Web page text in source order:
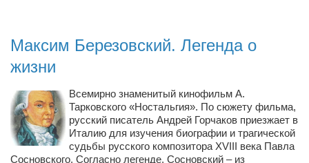
Максим Березовский. Легенда о
жизни
Всемирно знаменитый кинофильм А.
Тарковского «Ностальгия». По сюжету фильма,
русский писатель Андрей Горчаков приезжает в
Италию для изучения биографии и трагической
судьбы русского композитора XVIII века Павла
Сосновского. Согласно легенде, Сосновский – из